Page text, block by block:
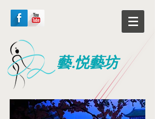
藝.悦藝坊